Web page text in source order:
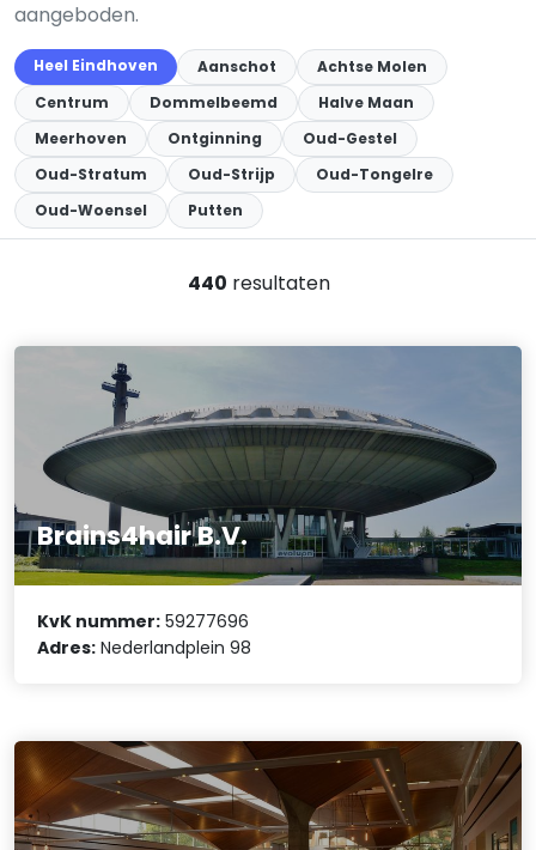
aangeboden.
Heel Eindhoven Aanschot
Achtse Molen
Centrum
Dommelbeemd
Halve Maan
Meerhoven
Ontginning
Oud-Gestel
Oud-Stratum
Oud-Strijp
Oud-Tongelre
Oud-Woensel
Putten
440 resultaten
Brains4hair B.V.
KvK nummer: 59277696
Adres: Nederlandplein 98